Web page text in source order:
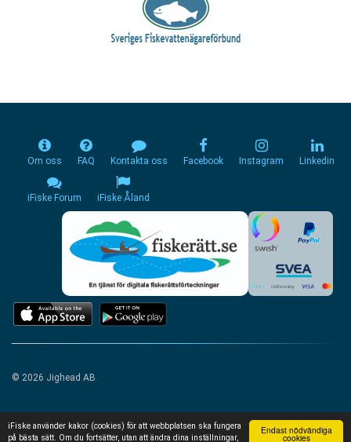
Endast nödvändiga
cookies
iFiske använder kakor (cookies) för att webbplatsen ska fungera
på bästa sätt. Om du fortsätter, utan att ändra dina inställningar,
Om oss FAQ Kontakta oss Facebook Instagram Linkedin
iFiske Forum iFiske Åland
© 2026 Jighead AB